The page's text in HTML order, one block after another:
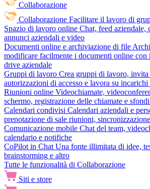
Collaborazione
Collaborazione Facilitare il lavoro di
Spazio di lavoro online Chat, feed aziendale,
annunci aziendali e video
Documenti online e archiviazione di file
modificare facilmente i documenti online con
drive aziendale
Gruppi di lavoro Crea gruppi di lavoro, invita
autorizzazioni di accesso e lavora su incarichi
Riunioni online Videochiamate,
schermo, registrazione delle chiamate e
Calendari condivisi Calendari aziendali e
prenotazione di sale riunioni,
Comunicazione mobile Chat del team,
calendario e notifiche
CoPilot in Chat Una fonte illimitata di idee,
brainstorming e altro
Tutte le funzionalità di Collaborazione
Siti e store